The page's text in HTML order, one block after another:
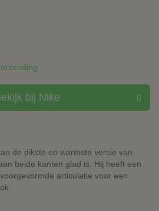
bij Nike
de dikste en warmste versie van
beide kanten glad is. Hij heeft een
articulatie voor een